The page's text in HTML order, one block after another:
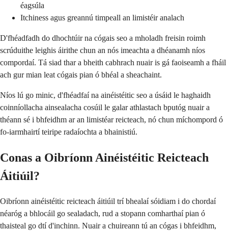
éagsúla
Itchiness agus greannú timpeall an limistéir analach
D'fhéadfadh do dhochtúir na cógais seo a mholadh freisin roimh
scrúduithe leighis áirithe chun an nós imeachta a dhéanamh níos
compordaí. Tá siad thar a bheith cabhrach nuair is gá faoiseamh a fháil
ach gur mian leat cógais pian ó bhéal a sheachaint.
Níos lú go minic, d'fhéadfaí na ainéistéitic seo a úsáid le haghaidh
coinníollacha ainsealacha cosúil le galar athlastach bputóg nuair a
théann sé i bhfeidhm ar an limistéar reicteach, nó chun míchompord ó
fo-iarmhairtí teiripe radaíochta a bhainistiú.
Conas a Oibríonn Ainéistéitic Reicteach
Áitiúil?
Oibríonn ainéistéitic reicteach áitiúil trí bhealaí sóidiam i do chordaí
néaróg a bhlocáil go sealadach, rud a stopann comharthaí pian ó
thaisteal go dtí d'inchinn. Nuair a chuireann tú an cógas i bhfeidhm,